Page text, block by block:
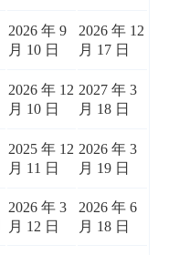
2026 年 9
月 10 日
2026 年 12
月 17 日
2026 年 12
月 10 日
2027 年 3
月 18 日
2025 年 12
月 11 日
2026 年 3
月 19 日
2026 年 3
月 12 日
2026 年 6
月 18 日